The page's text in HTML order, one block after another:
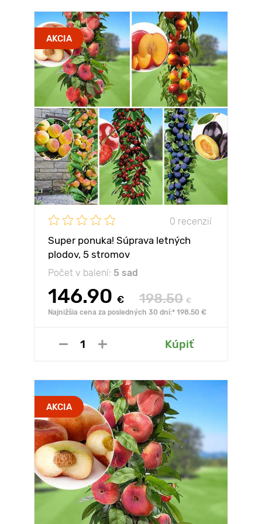
AKCIA
0 recenzií
Super ponuka! Súprava letných
plodov, 5 stromov
Počet v balení: 5 sad
146.90 € 198.50 €
Najnižšia cena za posledných 30 dní:* 198.50 €
Kúpiť
AKCIA